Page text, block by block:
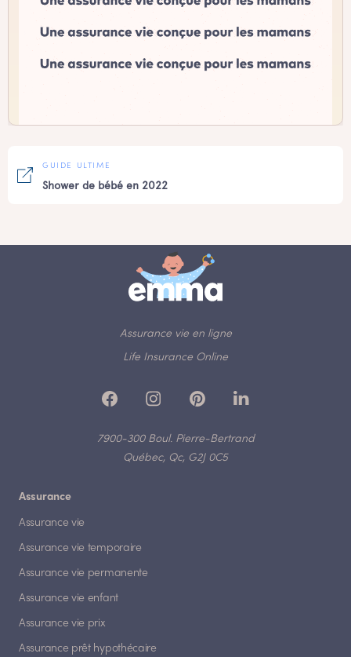
GUIDE ULTIME
Shower de bébé en 2022
Assurance vie en ligne
Life Insurance Online
7900-300 Boul. Pierre-Bertrand
Québec, Qc, G2J 0C5
Assurance
Assurance vie
Assurance vie temporaire
Assurance vie permanente
Assurance vie enfant
Assurance vie prix
Assurance prêt hypothécaire